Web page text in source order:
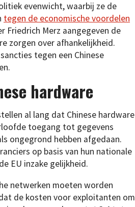
evenwicht, waarbij ze de
tegen de economische voordelen
Friedrich Merz aangegeven de
zorgen over afhankelijkheid.
tegen een Chinese
hardware
al lang dat Chinese hardware
toegang tot gegevens
ongegrond hebben afgedaan.
op basis van hun nationale
EU inzake gelijkheid.
netwerken moeten worden
de kosten voor exploitanten om